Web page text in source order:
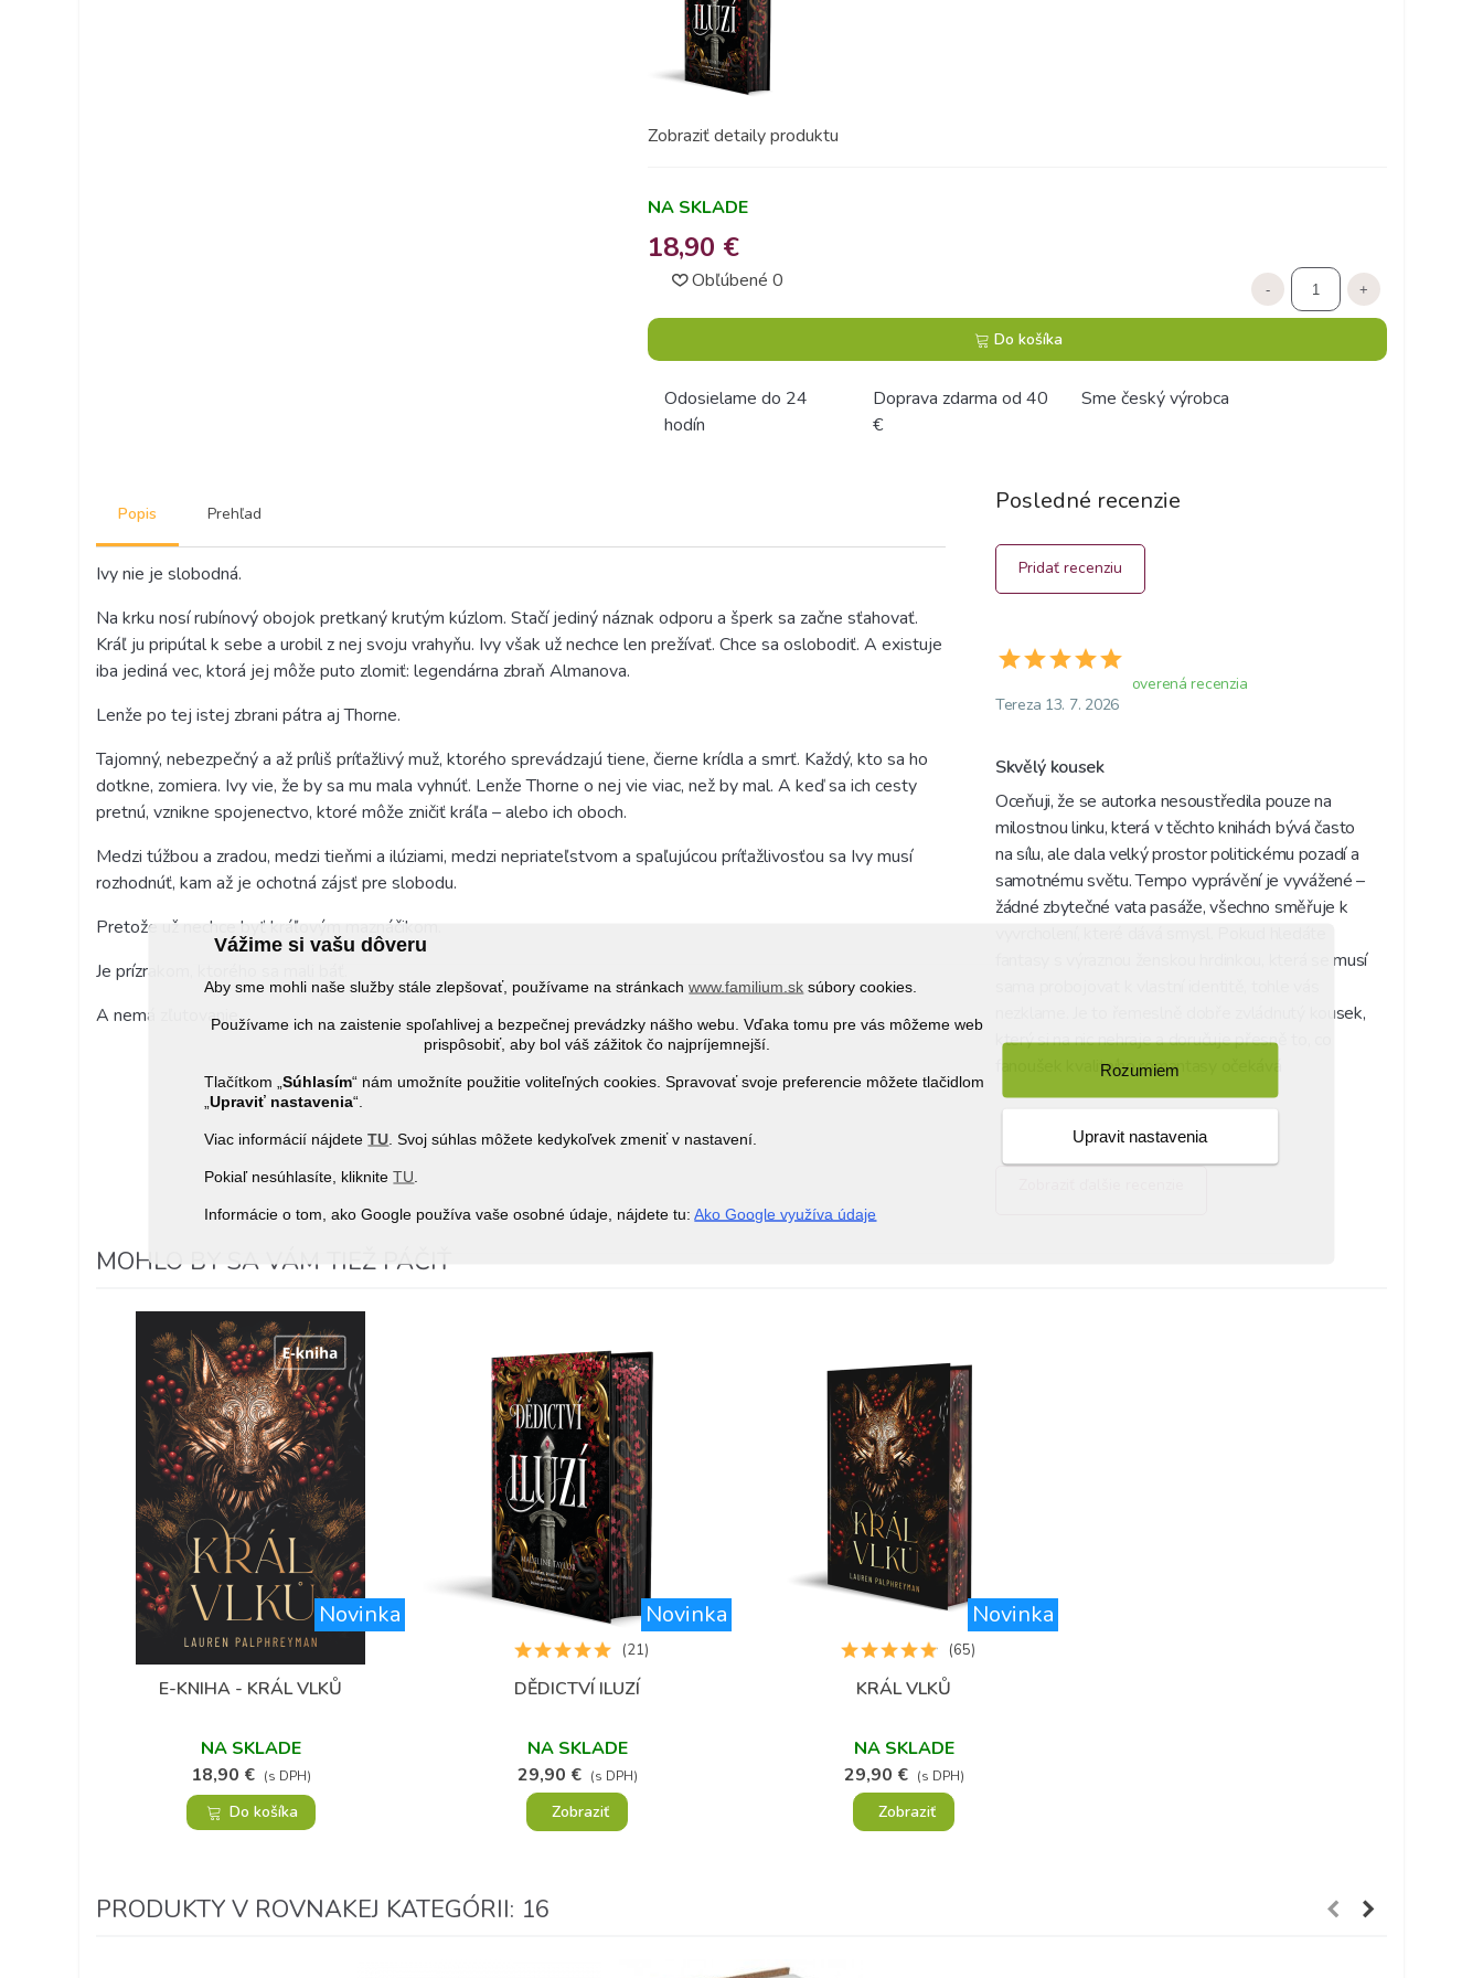
Vážime si vašu dôveru
Aby sme mohli naše služby stále zlepšovať, používame na stránkachwww.familium.sk súbory cookies.
Používame ich na zaistenie spoľahlivej a bezpečnej prevádzky nášho webu. Vďaka tomu pre vás môžeme web
prispôsobiť, aby bol váš zážitok čo najpríjemnejší.
Tlačítkom „Súhlasím“ nám umožníte použitie voliteľných cookies. Spravovať svoje preferencie môžete tlačidlom
„Upraviť nastavenia“.
Viac informácií nájdete TU . Svoj súhlas môžete kedykoľvek zmeniť v nastavení.
Pokiaľ nesúhlasíte, klikniteTU
Informácie o tom, ako Google používa vaše osobné údaje, nájdete tu: Ako Google využíva údaje
Rozumiem
Upravit nastavenia
Zobraziť detaily produktu
NA SKLADE
18,90 €
Obľúbené 0 - +
Do košíka
Odosielame do 24
hodín
Doprava zdarma od 40
€
Sme český výrobca
Popis Prehľad
Ivy nie je slobodná.
Na krku nosí rubínový obojok pretkaný krutým kúzlom. Stačí jediný náznak odporu a šperk sa začne sťahovať.
Kráľ ju pripútal k sebe a urobil z nej svoju vrahyňu. Ivy však už nechce len prežívať. Chce sa oslobodiť. A existuje
iba jediná vec, ktorá jej môže puto zlomiť: legendárna zbraň Almanova.
Lenže po tej istej zbrani pátra aj Thorne.
Tajomný, nebezpečný a až príliš príťažlivý muž, ktorého sprevádzajú tiene, čierne krídla a smrť. Každý, kto sa ho
dotkne, zomiera. Ivy vie, že by sa mu mala vyhnúť. Lenže Thorne o nej vie viac, než by mal. A keď sa ich cesty
pretnú, vznikne spojenectvo, ktoré môže zničiť kráľa – alebo ich oboch.
Medzi túžbou a zradou, medzi tieňmi a ilúziami, medzi nepriateľstvom a spaľujúcou príťažlivosťou sa Ivy musí
rozhodnúť, kam až je ochotná zájsť pre slobodu.
Pretože už nechce byť kráľovým maznáčikom.
Je prízrakom, ktorého sa mali báť.
A nemá zľutovanie.
Posledné recenzie
Pridať recenziu
overená recenzia
Tereza 13. 7. 2026
Skvělý kousek
Oceňuji, že se autorka nesoustředila pouze na
milostnou linku, která v těchto knihách bývá často
na sílu, ale dala velký prostor politickému pozadí a
samotnému světu. Tempo vyprávění je vyvážené –
žádné zbytečné vata pasáže, všechno směřuje k
fantasy s výraznou ženskou hrdinkou, která se musí
nezklame. Je to řemeslně dobře zvládnutý kousek,
který si na nic nehraje a doručuje přesně to, co
fanoušek kvalitního romantasy očekává
MOHLO BY SA VÁM TIEŽ PÁČIŤ
Novinka
Obľúbené
E-KNIHA - KRÁL VLKŮ
NA SKLADE
18,90 € (s DPH)
(1)
Do košíka
Novinka
Obľúbené
DĚDICTVÍ ILUZÍ
NA SKLADE
29,90 € (s DPH)
(21)
Zobraziť
Novinka
Obľúbené
KRÁL VLKŮ
NA SKLADE
29,90 € (s DPH)
(65)
Zobraziť
PRODUKTY V ROVNAKEJ KATEGÓRII: 16